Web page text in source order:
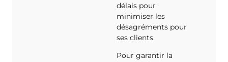
délais pour
minimiser les
désagréments pour
ses clients.
Pour garantir la